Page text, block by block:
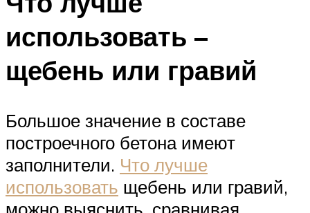
использовать –
щебень или гравий
Большое значение в составе
построечного бетона имеют
заполнители. Что лучше
использовать щебень или гравий,
можно выяснить, сравнивая